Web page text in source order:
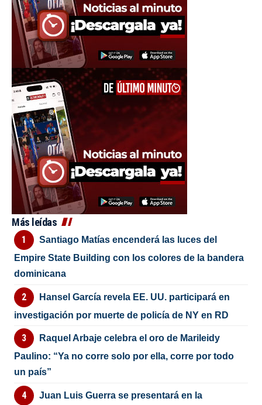
Más leídas
Santiago Matías encenderá las luces del
Empire State Building con los colores de la bandera
dominicana
Hansel García revela EE. UU. participará en
investigación por muerte de policía de NY en RD
Raquel Arbaje celebra el oro de Marileidy
Paulino: “Ya no corre solo por ella, corre por todo
un país”
Juan Luis Guerra se presentará en la